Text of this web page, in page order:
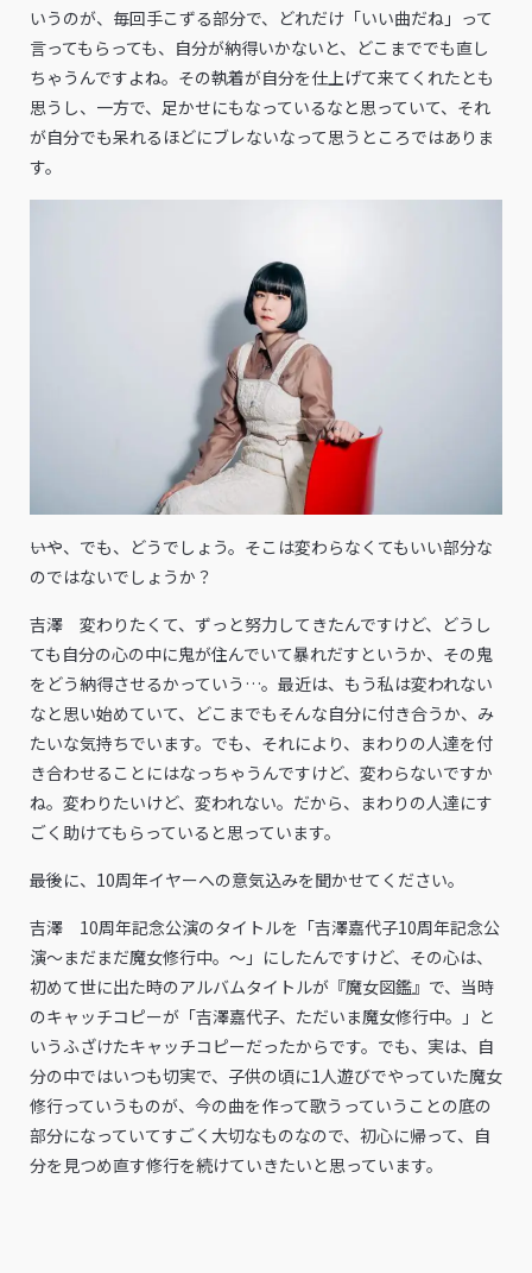
いうのが、毎回手こずる部分で、どれだけ「いい曲だね」って
言ってもらっても、自分が納得いかないと、どこまででも直し
ちゃうんですよね。その執着が自分を仕上げて来てくれたとも
思うし、一方で、足かせにもなっているなと思っていて、それ
が自分でも呆れるほどにブレないなって思うところではありま
す。
――いや、でも、どうでしょう。そこは変わらなくてもいい部分な
のではないでしょうか？
吉澤 変わりたくて、ずっと努力してきたんですけど、どうし
ても自分の心の中に鬼が住んでいて暴れだすというか、その鬼
をどう納得させるかっていう…。最近は、もう私は変われない
なと思い始めていて、どこまでもそんな自分に付き合うか、み
たいな気持ちでいます。でも、それにより、まわりの人達を付
き合わせることにはなっちゃうんですけど、変わらないですか
ね。変わりたいけど、変われない。だから、まわりの人達にす
ごく助けてもらっていると思っています。
――最後に、10周年イヤーへの意気込みを聞かせてください。
吉澤 10周年記念公演のタイトルを「吉澤嘉代子10周年記念公
演～まだまだ魔女修行中。～」にしたんですけど、その心は、
初めて世に出た時のアルバムタイトルが『魔女図鑑』で、当時
のキャッチコピーが「吉澤嘉代子、ただいま魔女修行中。」と
いうふざけたキャッチコピーだったからです。でも、実は、自
分の中ではいつも切実で、子供の頃に1人遊びでやっていた魔女
修行っていうものが、今の曲を作って歌うっていうことの底の
部分になっていてすごく大切なものなので、初心に帰って、自
分を見つめ直す修行を続けていきたいと思っています。